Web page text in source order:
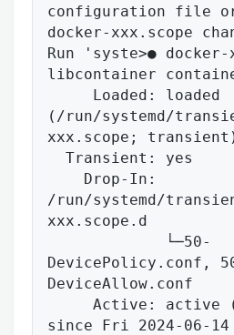
configuration file
docker-xxx.scope
Run 'syste>●
libcontainer
(/run/systemd/
xxx.scope;
/run/systemd/
xxx.scope.d
DevicePolicy.conf,
DeviceAllow.conf
since Fri 2024-06-14